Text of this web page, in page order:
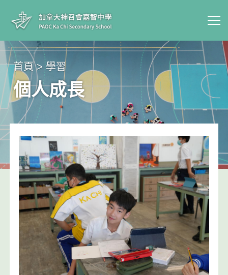
首頁 > 學習
個人成長